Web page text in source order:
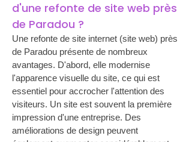
d'une refonte de site web près
de Paradou ?
Une refonte de site internet (site web) près
de Paradou présente de nombreux
avantages. D'abord, elle modernise
l'apparence visuelle du site, ce qui est
essentiel pour accrocher l'attention des
visiteurs. Un site est souvent la première
impression d'une entreprise. Des
améliorations de design peuvent